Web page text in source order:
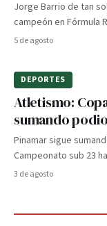
Jorge Barrio de tan
campeón en Fórmula
5 de agosto
DEPORTES
Atletismo:
sumando
Pinamar sigue
Campeonato sub 23
3 de agosto